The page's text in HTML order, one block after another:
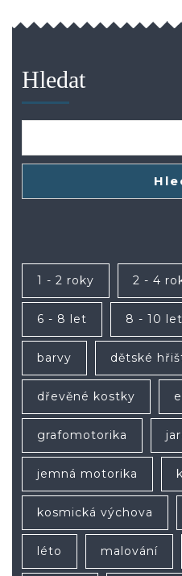
Hledat
1 - 2 roky 2 - 4
6 - 8 let 8 - 10 let
barvy dětské
dřevěné kostky
grafomotorika
jemná motorika
kosmická výchova
léto malování